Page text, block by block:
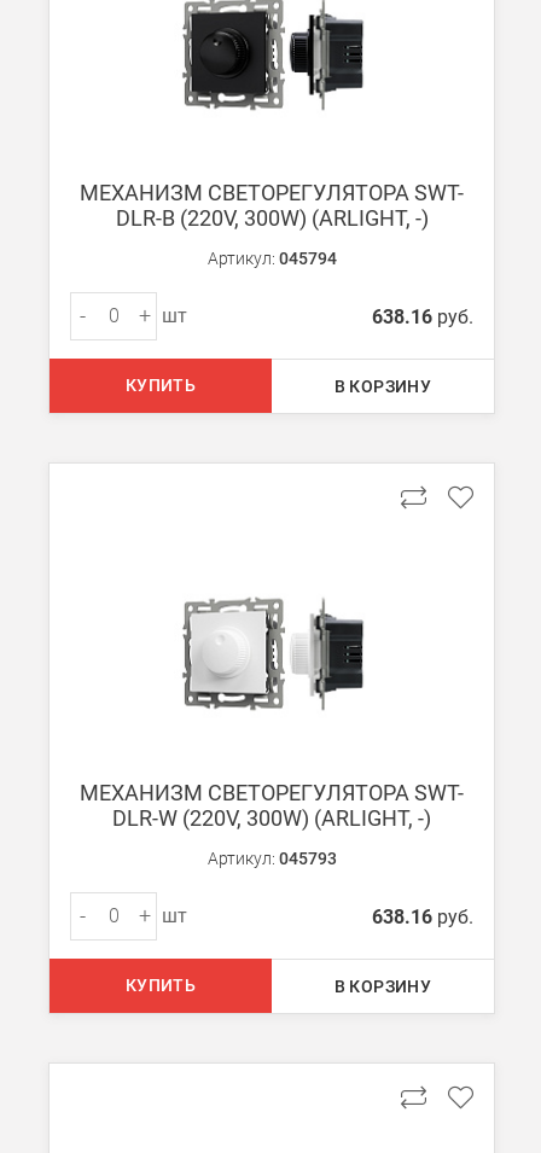
При заказе менее 7000 руб. стоимость доставки 750 руб. +
В Санкт-Петербурге
БЕСПЛАТНАЯ доставка при сумме заказа от 7000 руб.
Boxberry
Мы можем доставить ваши заказы сервисом компании
Транспортные компании
Мы можем отправить ваш заказ транспортной компанией в
Доставка до ТК от 7000 руб. БЕСПЛАТНО.
МЕХАНИЗМ СВЕТОРЕГУЛЯТОРА SWT-
DLR-B (220V, 300W) (ARLIGHT, -)
Артикул: 045794
- + шт 638.16 руб.
КУПИТЬ В КОРЗИНУ
МЕХАНИЗМ СВЕТОРЕГУЛЯТОРА SWT-
DLR-W (220V, 300W) (ARLIGHT, -)
Артикул: 045793
- + шт 638.16 руб.
КУПИТЬ В КОРЗИНУ